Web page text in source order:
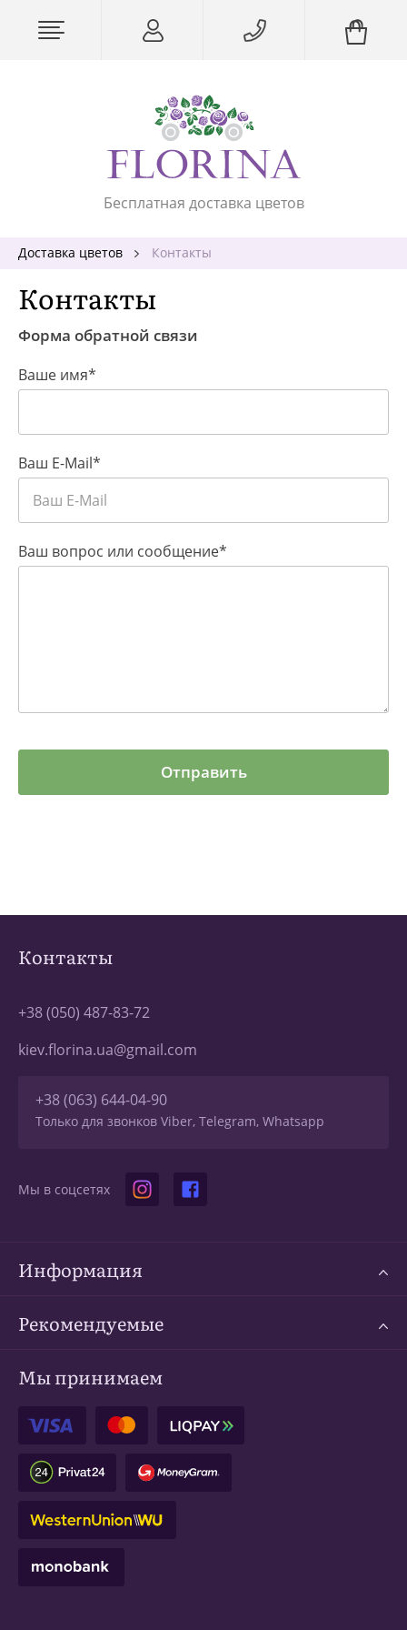
Бесплатная доставка цветов
Доставка цветов Контакты
Контакты
Форма обратной связи
Ваше имя
Ваш E-Mail
Ваш вопрос или сообщение
Контакты
+38 (050) 487-83-72
kiev.florina.ua@gmail.com
+38 (063) 644-04-90
Только для звонков Viber, Telegram, Whatsapp
Мы в соцсетях
Информация
Рекомендуемые
Мы принимаем